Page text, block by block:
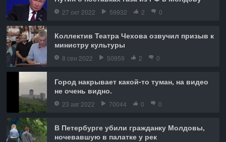
27 окт 2022 59932 2 0
Коллектив Театра Чехова озвучил призыв к
министру культуры
8 сен 2022 50959 2 0
Город накрывает какой-то туман, на видео
не очень видно.
23 авг 2022 70044 0 0
В Петербурге убили гражданку Молдовы,
ночевавшую в палатке у рек